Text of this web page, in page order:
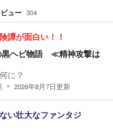
ュー 304
譚が面白い！！
黒ヘビ物語 ≪精神攻撃は
に？
2026年8月7日更新
い壮大なファンタジ